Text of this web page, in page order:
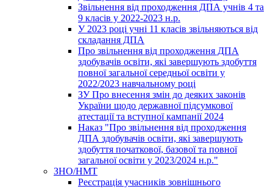
Звільнення від проходження ДПА учнів 4 та
9 класів у 2022-2023 н.р.
У 2023 році учні 11 класів звільняються від
складання ДПА
Про звільнення від проходження ДПА
здобувачів освіти, які завершують здобуття
повної загальної середньої освіти у
2022/2023 навчальному році
ЗУ Про внесення змін до деяких законів
України щодо державної підсумкової
атестації та вступної кампанії 2024
Наказ "Про звільнення від проходження
ДПА здобувачів освіти, які завершують
здобуття початкової, базової та повної
загальної освіти у 2023/2024 н.р."
ЗНО/НМТ
Реєстрація учасників зовнішнього